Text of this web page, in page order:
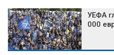
УЕФА
000